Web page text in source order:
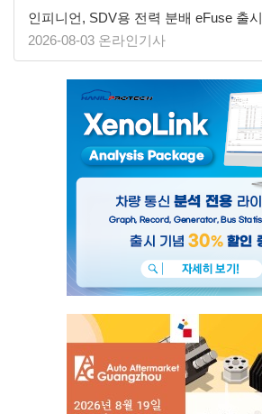
인피니언, SDV용 전력 분배 eFuse 출시
2026-08-03 온라인기사